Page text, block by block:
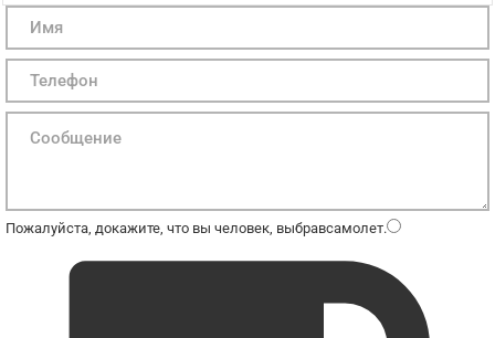
Пожалуйста, докажите, что вы человек, выбравсамолет.